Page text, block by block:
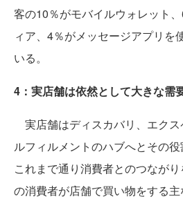
客の10％がモバイルウォレット
ィア、4％がメッセージアプリを
いる。
4：実店舗は依然として大きな需
実店舗はディスカバリ、エク
ルフィルメントのハブへとその役
これまで通り消費者とのつなが
の消費者が店舗で買い物をする